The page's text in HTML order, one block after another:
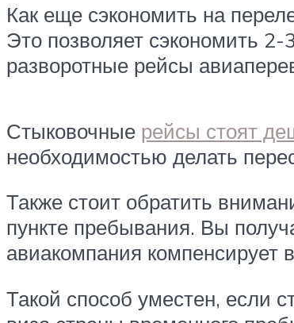
Как еще сэкономить на
Это позволяет сэкономить
разворотные рейсы
Стыковочные рейсы стоят
необходимостью делать
Также стоит обратить
пункте пребывания. Вы
авиакомпания компенсирует
Такой способ уместен, если